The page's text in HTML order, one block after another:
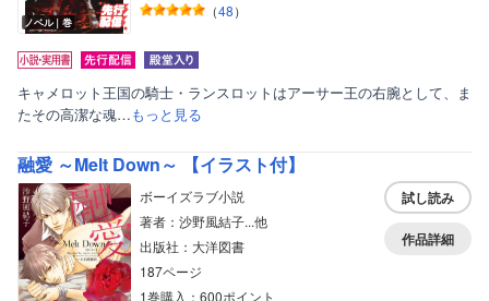
ノベル｜巻
（48）
キャメロット王国の騎士・ランスロットはアーサー王の右腕として、ま
たその高潔な魂…もっと見る
融愛 ～Melt Down～ 【イラスト付】
ボーイズラブ小説
著者：沙野風結子...他
出版社：大洋図書
187ページ
1巻購入：600ポイント
試し読み
作品詳細